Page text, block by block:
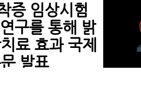
증 임상시험
구를 통해 밝
료 효과 국제
발표